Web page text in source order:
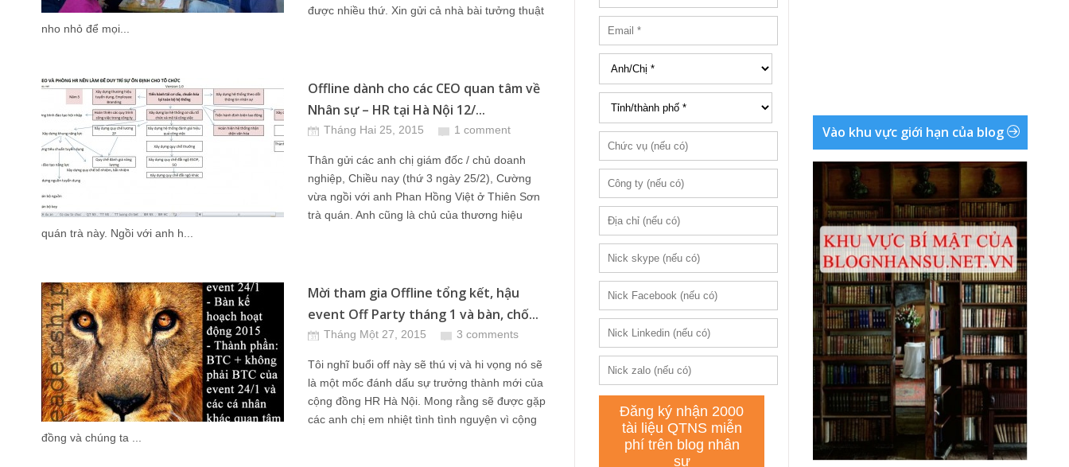
được nhiều thứ. Xin gửi cả nhà bài tưởng thuật
nho nhỏ để mọi...
Offline dành cho các CEO quan tâm về
Nhân sự – HR tại Hà Nội 12/...
Tháng Hai 25, 2015 1 comment
Thân gửi các anh chị giám đốc / chủ doanh
nghiệp, Chiều nay (thứ 3 ngày 25/2), Cường
vừa ngồi với anh Phan Hồng Việt ở Thiên Sơn
trà quán. Anh cũng là chủ của thương hiệu
quán trà này. Ngồi với anh h...
Mời tham gia Offline tổng kết, hậu
event Off Party tháng 1 và bàn, chố...
Tháng Một 27, 2015 3 comments
Tôi nghĩ buổi off này sẽ thú vị và hi vọng nó sẽ
là một mốc đánh dấu sự trưởng thành mới của
cộng đồng HR Hà Nội. Mong rằng sẽ được gặp
các anh chị em nhiệt tình tình nguyện vì cộng
đồng và chúng ta ...
Vào khu vực giới hạn của blog